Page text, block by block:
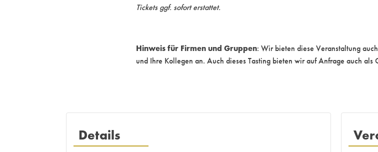
Tickets ggf. sofort erstattet.
Hinweis für Firmen und Gruppen: Wir bieten diese Veranstaltung
und Ihre Kollegen an. Auch dieses Tasting bieten wir auf Anfrage auch als
Details